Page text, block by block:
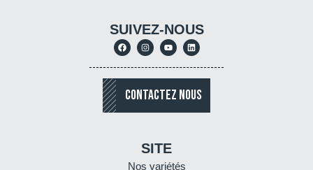
SUIVEZ-NOUS
CONTACTEZ NOUS
SITE
Nos variétés